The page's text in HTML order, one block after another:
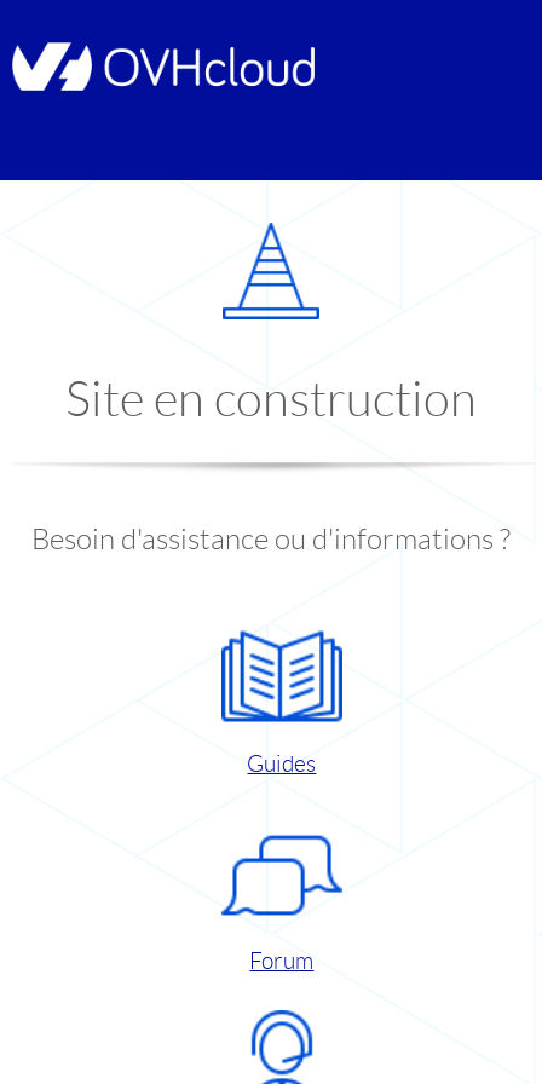
Site en construction
Besoin d'assistance ou d'informations ?
Guides
Forum